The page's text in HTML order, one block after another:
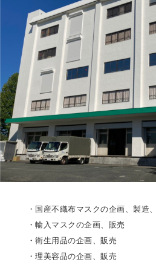
・国産不織布マスクの企画、製造
・輸入マスクの企画、販売
・衛生用品の企画、販売
・理美容品の企画、販売